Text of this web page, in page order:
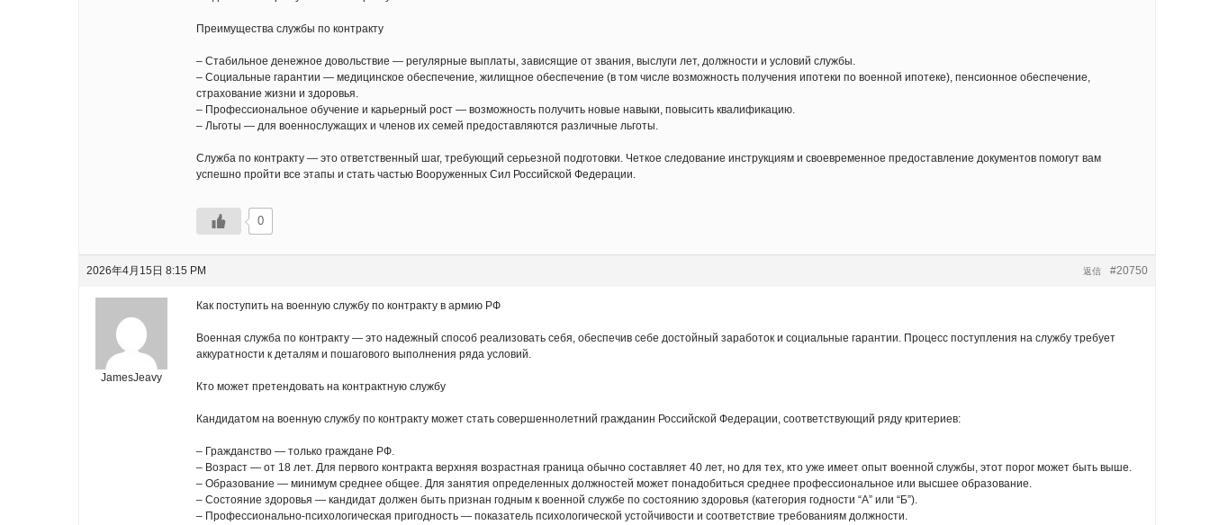
Преимущества службы по контракту
– Стабильное денежное довольствие — регулярные выплаты, зависящие от звания, выслуги лет, должности и условий службы.
– Социальные гарантии — медицинское обеспечение, жилищное обеспечение (в том числе возможность получения ипотеки по военной ипотеке), пенсионное обеспечение,
страхование жизни и здоровья.
– Профессиональное обучение и карьерный рост — возможность получить новые навыки, повысить квалификацию.
– Льготы — для военнослужащих и членов их семей предоставляются различные льготы.
Служба по контракту — это ответственный шаг, требующий серьезной подготовки. Четкое следование инструкциям и своевременное предоставление документов помогут вам
успешно пройти все этапы и стать частью Вооруженных Сил Российской Федерации.
0
2026年4月15日 8:15 PM #20750
返信
JamesJeavy
Как поступить на военную службу по контракту в армию РФ
Военная служба по контракту — это надежный способ реализовать себя, обеспечив себе достойный заработок и социальные гарантии. Процесс поступления на службу требует
аккуратности к деталям и пошагового выполнения ряда условий.
Кто может претендовать на контрактную службу
Кандидатом на военную службу по контракту может стать совершеннолетний гражданин Российской Федерации, соответствующий ряду критериев:
– Гражданство — только граждане РФ.
– Возраст — от 18 лет. Для первого контракта верхняя возрастная граница обычно составляет 40 лет, но для тех, кто уже имеет опыт военной службы, этот порог может быть выше.
– Образование — минимум среднее общее. Для занятия определенных должностей может понадобиться среднее профессиональное или высшее образование.
– Состояние здоровья — кандидат должен быть признан годным к военной службе по состоянию здоровья (категория годности “А” или “Б”).
– Профессионально-психологическая пригодность — показатель психологической устойчивости и соответствие требованиям должности.